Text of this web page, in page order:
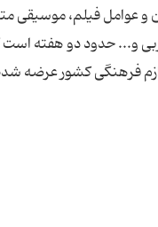
و عوامل فیلم، موسیقی
و... حدود دو هفته است
فرهنگی کشور عرضه